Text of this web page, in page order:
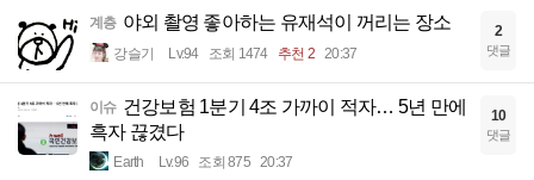
계층 야외 촬영 좋아하는 유재석이 꺼리는 장소
강슬기 Lv.94 조회 1474 추천 2 20:37
2
댓글
이슈 건강보험 1분기 4조 가까이 적자… 5년 만에
흑자 끊겼다
Earth Lv.96 조회 875 20:37
10
댓글